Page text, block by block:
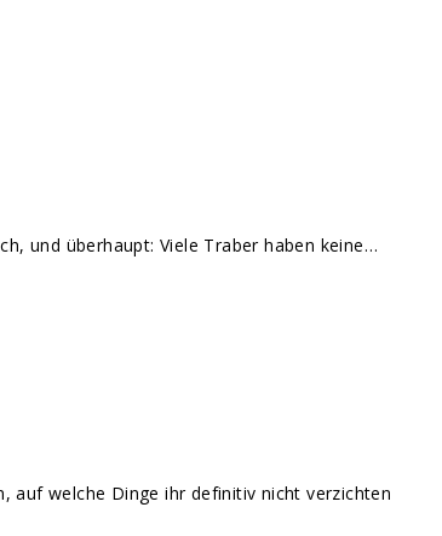
und überhaupt: Viele Traber haben keine…
auf welche Dinge ihr definitiv nicht verzichten